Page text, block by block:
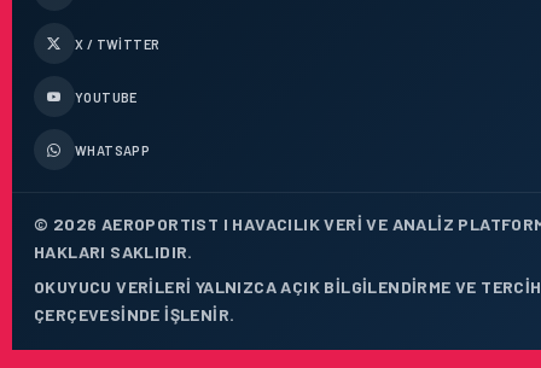
X / TWITTER
YOUTUBE
WHATSAPP
© 2026 AEROPORTIST I HAVACILIK VERI VE ANALIZ
HAKLARI SAKLIDIR.
OKUYUCU VERILERI YALNIZCA AÇIK BILGILENDIRME VE
ÇERÇEVESINDE IŞLENIR.